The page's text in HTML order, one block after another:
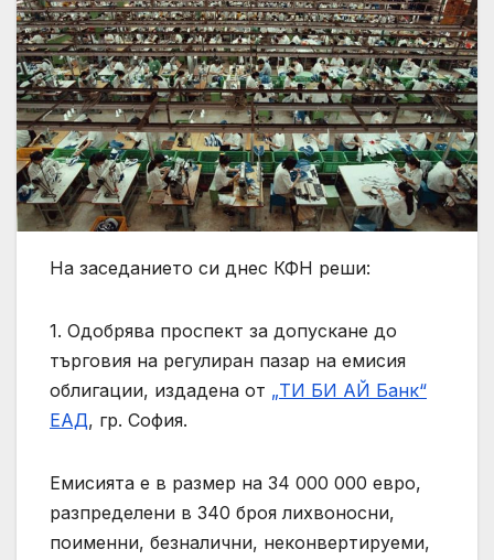
На заседанието си днес КФН реши:
1. Одобрява проспект за допускане до
търговия на регулиран пазар на емисия
облигации, издадена от „ТИ БИ АЙ Банк“
ЕАД, гр. София.
Емисията е в размер на 34 000 000 евро,
разпределени в 340 броя лихвоносни,
поименни, безналични, неконвертируеми,